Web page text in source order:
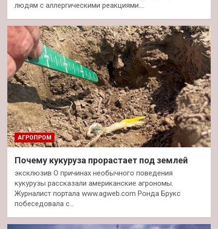
людям с аллергическими реакциями.…
АГРОПРОМ
Почему кукуруза прорастает под землей
эксклюзив О причинах необычного поведения
кукурузы рассказали американские агрономы.
Журналист портала www.agweb.com Ронда Брукс
побеседовала с…